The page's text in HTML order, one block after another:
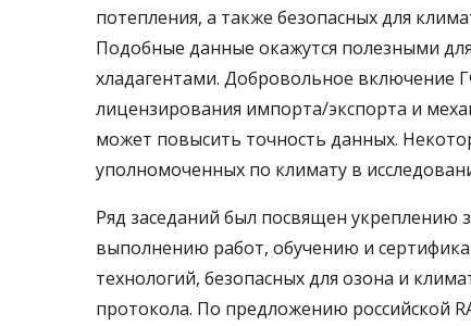
потепления, а также безопасных для
Подобные данные окажутся полезными
хладагентами. Добровольное включение
лицензирования импорта/экспорта и
может повысить точность данных.
уполномоченных по климату в
Ряд заседаний был посвящен укреплению
выполнению работ, обучению и
технологий, безопасных для озона и
протокола. По предложению российской